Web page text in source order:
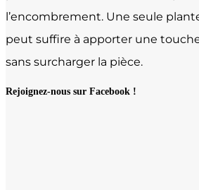
l’encombrement. Une seule
peut suffire à apporter une
sans surcharger la pièce.
Rejoignez-nous sur Facebook !